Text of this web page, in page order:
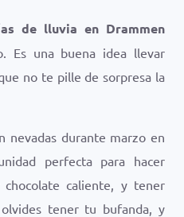
de lluvia en Drammen
Es una buena idea llevar
no te pille de sorpresa la
nevadas durante marzo en
perfecta para hacer
caliente, y tener
tener tu bufanda, y